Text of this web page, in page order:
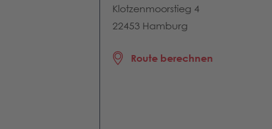
Klotzenmoorstieg 4
22453 Hamburg
Route berechnen